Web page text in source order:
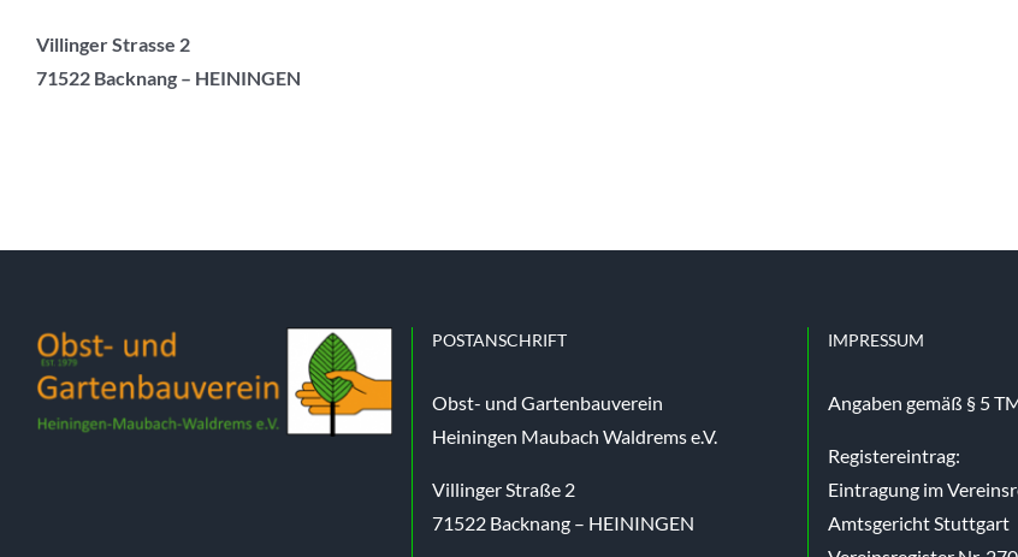
Villinger Strasse 2
71522 Backnang – HEININGEN
POSTANSCHRIFT
Obst- und Gartenbauverein
Heiningen Maubach Waldrems e.V.
Villinger Straße 2
71522 Backnang – HEININGEN
IMPRESSUM
Angaben gemäß § 5
Registereintrag:
Eintragung im
Amtsgericht Stuttgart